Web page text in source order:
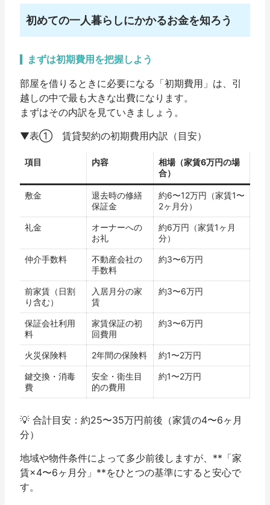
初めての一人暮らしにかかるお金を知ろう
まずは初期費用を把握しよう
部屋を借りるときに必要になる「初期費用」は、引
越しの中で最も大きな出費になります。
まずはその内訳を見ていきましょう。
▼表① 賃貸契約の初期費用内訳（目安）
項目 内容
相場（家賃6万円の場
合）
敷金
退去時の修繕
保証金
約6〜12万円（家賃1〜
2ヶ月分）
礼金
オーナーへの
お礼
約6万円（家賃1ヶ月
分）
仲介手数料
不動産会社の
手数料
約3〜6万円
前家賃（日割
り含む）
入居月分の家
賃
約3〜6万円
保証会社利用
料
家賃保証の初
回費用
約3〜6万円
火災保険料 2年間の保険料 約1〜2万円
鍵交換・消毒
費
安全・衛生目
的の費用
約1〜2万円
💡 合計目安：約25〜35万円前後（家賃の4〜6ヶ月
分）
地域や物件条件によって多少前後しますが、**「家
賃×4〜6ヶ月分」**をひとつの基準にすると安心で
す。